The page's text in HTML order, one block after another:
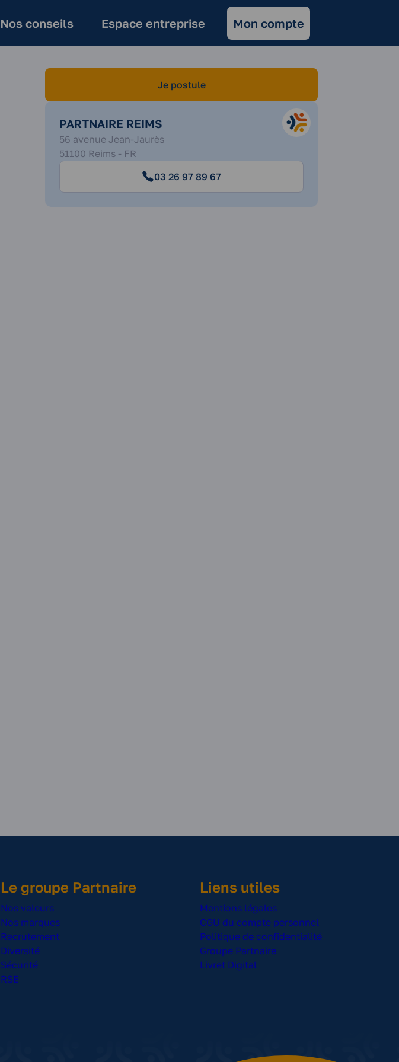
Nos conseils Espace entreprise Mon compte
Je postule
PARTNAIRE REIMS
56 avenue Jean-Jaurès
51100 Reims - FR
03 26 97 89 67
Le groupe Partnaire
Nos valeurs
Nos marques
Recrutement
Diversité
Sécurité
RSE
Liens utiles
Mentions légales
CGU du compte personnel
Politique de confidentialité
Groupe Partnaire
Livret Digital